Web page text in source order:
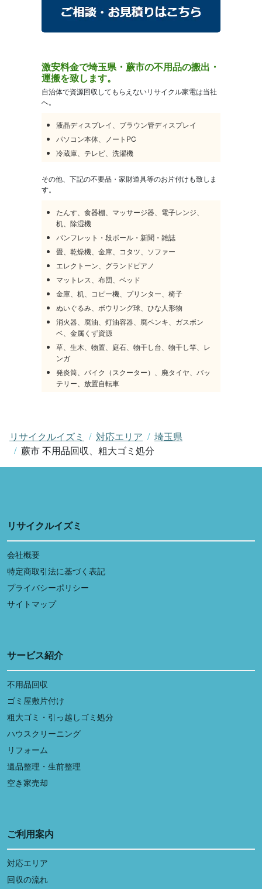
リサイクルイズミ 対応エリア
埼玉県
蕨市 不用品回収、粗大ゴミ処分
激安料金で埼玉県・蕨市の不用品の搬出・
運搬を致します。
自治体で資源回収してもらえないリサイクル家電は当社
へ。
液晶ディスプレイ、ブラウン管ディスプレイ
パソコン本体、ノートPC
冷蔵庫、テレビ、洗濯機
その他、下記の不要品・家財道具等のお片付けも致しま
す。
たんす、食器棚、マッサージ器、電子レンジ、
机、除湿機
パンフレット・段ボール・新聞・雑誌
畳、乾燥機、金庫、コタツ、ソファー
エレクトーン、グランドピアノ
マットレス、布団、ベッド
金庫、机、コピー機、プリンター、椅子
ぬいぐるみ、ボウリング球、ひな人形物
消火器、廃油、灯油容器、廃ペンキ、ガスボン
ベ、金属くず資源
草、生木、物置、庭石、物干し台、物干し竿、レ
ンガ
発炎筒、バイク（スクーター）、廃タイヤ、バッ
テリー、放置自転車
リサイクルイズミ
会社概要
特定商取引法に基づく表記
プライバシーポリシー
サイトマップ
サービス紹介
不用品回収
ゴミ屋敷片付け
粗大ゴミ・引っ越しゴミ処分
ハウスクリーニング
リフォーム
遺品整理・生前整理
空き家売却
ご利用案内
対応エリア
回収の流れ